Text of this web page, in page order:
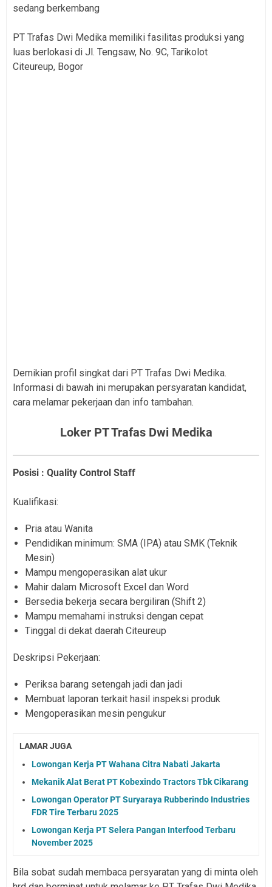
sedang berkembang
PT Trafas Dwi Medika memiliki fasilitas produksi yang
luas berlokasi di Jl. Tengsaw, No. 9C, Tarikolot
Citeureup, Bogor
Demikian profil singkat dari PT Trafas Dwi Medika.
Informasi di bawah ini merupakan persyaratan kandidat,
cara melamar pekerjaan dan info tambahan.
Loker PT Trafas Dwi Medika
Posisi : Quality Control Staff
Kualifikasi:
Pria atau Wanita
Pendidikan minimum: SMA (IPA) atau SMK (Teknik
Mesin)
Mampu mengoperasikan alat ukur
Mahir dalam Microsoft Excel dan Word
Bersedia bekerja secara bergiliran (Shift 2)
Mampu memahami instruksi dengan cepat
Tinggal di dekat daerah Citeureup
Deskripsi Pekerjaan:
Periksa barang setengah jadi dan jadi
Membuat laporan terkait hasil inspeksi produk
Mengoperasikan mesin pengukur
LAMAR JUGA
Lowongan Kerja PT Wahana Citra Nabati Jakarta
Mekanik Alat Berat PT Kobexindo Tractors Tbk Cikarang
Lowongan Operator PT Suryaraya Rubberindo Industries
FDR Tire Terbaru 2025
Lowongan Kerja PT Selera Pangan Interfood Terbaru
November 2025
Bila sobat sudah membaca persyaratan yang di minta oleh